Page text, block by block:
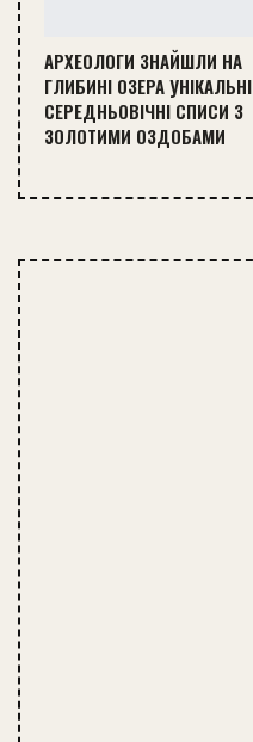
АРХЕОЛОГИ ЗНАЙШЛИ НА
ГЛИБИНІ ОЗЕРА УНІКАЛЬНІ
СЕРЕДНЬОВІЧНІ СПИСИ З
ЗОЛОТИМИ ОЗДОБАМИ